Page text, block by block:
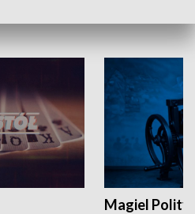
Magiel